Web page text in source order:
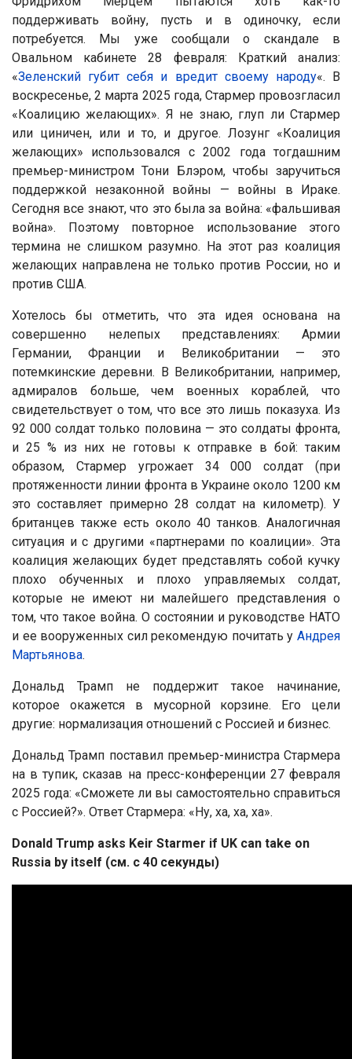
поддерживать войну, пусть и в одиночку, если
потребуется. Мы уже сообщали о скандале в
Овальном кабинете 28 февраля: Краткий анализ:
«Зеленский губит себя и вредит своему народу«. В
воскресенье, 2 марта 2025 года, Стармер провозгласил
«Коалицию желающих». Я не знаю, глуп ли Стармер
или циничен, или и то, и другое. Лозунг «Коалиция
желающих» использовался с 2002 года тогдашним
премьер-министром Тони Блэром, чтобы заручиться
поддержкой незаконной войны — войны в Ираке.
Сегодня все знают, что это была за война: «фальшивая
война». Поэтому повторное использование этого
термина не слишком разумно. На этот раз коалиция
желающих направлена не только против России, но и
против США.
Хотелось бы отметить, что эта идея основана на
совершенно нелепых представлениях: Армии
Германии, Франции и Великобритании — это
потемкинские деревни. В Великобритании, например,
адмиралов больше, чем военных кораблей, что
свидетельствует о том, что все это лишь показуха. Из
92 000 солдат только половина — это солдаты фронта,
и 25 % из них не готовы к отправке в бой: таким
образом, Стармер угрожает 34 000 солдат (при
протяженности линии фронта в Украине около 1200 км
это составляет примерно 28 солдат на километр). У
британцев также есть около 40 танков. Аналогичная
ситуация и с другими «партнерами по коалиции». Эта
коалиция желающих будет представлять собой кучку
плохо обученных и плохо управляемых солдат,
которые не имеют ни малейшего представления о
том, что такое война. О состоянии и руководстве НАТО
и ее вооруженных сил рекомендую почитать у Андрея
Мартьянова.
Дональд Трамп не поддержит такое начинание,
которое окажется в мусорной корзине. Его цели
другие: нормализация отношений с Россией и бизнес.
Дональд Трамп поставил премьер-министра Стармера
на в тупик, сказав на пресс-конференции 27 февраля
2025 года: «Сможете ли вы самостоятельно справиться
с Россией?». Ответ Стармера: «Ну, ха, ха, ха».
Donald Trump asks Keir Starmer if UK can take on
Russia by itself (см. с 40 секунды)